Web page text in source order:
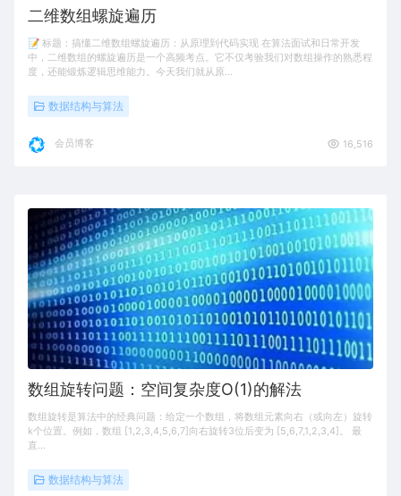
二维数组螺旋遍历
📝 标题：搞懂二维数组螺旋遍历：从原理到代码实现 在算法面试和日常开发
中，二维数组的螺旋遍历是一个高频考点。它不仅考验我们对数组操作的熟悉程
度，还能锻炼逻辑思维能力。今天我们就从原…
数据结构与算法
会员博客 16,516
数组旋转问题：空间复杂度O(1)的解法
数组旋转是算法中的经典问题：给定一个数组，将数组元素向右（或向左）旋转
k个位置。例如，数组 [1,2,3,4,5,6,7]向右旋转3位后变为 [5,6,7,1,2,3,4]。 最
直…
数据结构与算法